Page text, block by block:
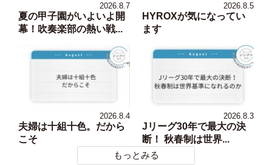
2026.8.7
夏の甲子園がいよいよ開
幕！吹奏楽部の熱い戦...
2026.8.5
HYROXが気になってい
ます
2026.8.4
夫婦は十組十色。だから
こそ
2026.8.3
Jリーグ30年で最大の決
断！ 秋春制は世界...
もっとみる